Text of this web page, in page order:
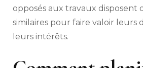
opposés aux travaux disposent
similaires pour faire valoir leurs
leurs intérêts.